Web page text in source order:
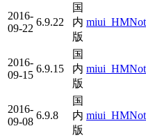
2016-
09-22
6.9.22
国
内
版
2016-
09-15
6.9.15
国
内
版
2016-
09-08
6.9.8
国
内
版